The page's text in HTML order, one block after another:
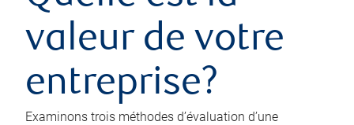
valeur de votre
entreprise?
Examinons trois méthodes d’évaluation d’une